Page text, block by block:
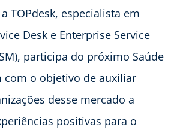
TOPdesk, especialista em
Desk e Enterprise Service
participa do próximo Saúde
com o objetivo de auxiliar
desse mercado a
positivas para o